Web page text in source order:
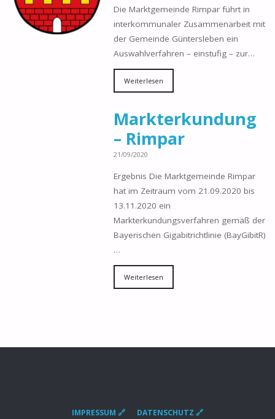
Die Marktgemeinde Rimpar führt in
interkommunaler Zusammenarbeit mit
der Gemeinde Güntersleben ein
Auswahlverfahren – einstufig – zur…
Weiterlesen
Markterkundung
– Rimpar
21/09/2020
Ergebnis Die Marktgemeinde Rimpar
hat im Zeitraum vom 21.09.2020 bis
13.11.2020 ein
Markterkundungsverfahren gemäß der
Bayerischen Gigabitrichtlinie (BayGibitR)
…
Weiterlesen
IMPRESSUM 🔗 DATENSCHUTZ 🔗